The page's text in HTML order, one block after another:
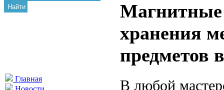
Найти
Главная
Магнитные
хранения
предметов
В любой